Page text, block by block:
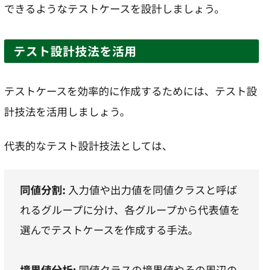
できるようなテストケースを設計しましょう。
テスト設計技法を活用
テストケースを効率的に作成するためには、テスト設
計技法を活用しましょう。
代表的なテスト設計技法としては、
同値分割: 入力値や出力値を同値クラスと呼ば
れるグループに分け、各グループから代表値を
選んでテストケースを作成する手法。